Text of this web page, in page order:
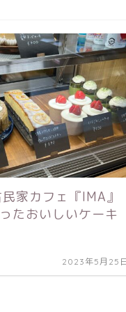
家カフェ『IMA』
たおいしいケーキ
2023年5月25